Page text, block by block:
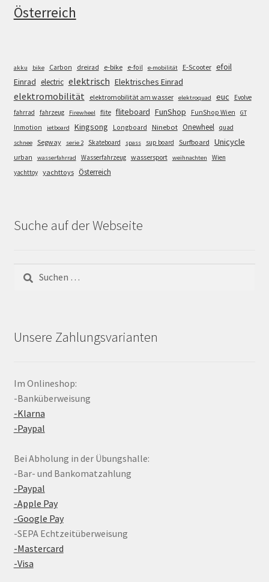
Österreich
akku bike Carbon dreirad e-bike e-foil e-mobilität E-Scooter efoil
Einrad electric elektrisch Elektrisches Einrad
elektromobilität elektromobilität am wasser elektroquad euc
Evolve
fahrrad
fahrzeug Firewheel flite fliteboard FunShop FunShop Wien GT
Inmotion jetboard Kingsong Longboard Ninebot Onewheel quad
schnee Segway serie 2 Skateboard spass sup board Surfboard Unicycle
urban wasserfahrrad Wasserfahrzeug wassersport weihnachten
Wien
yachttoy yachttoys Österreich
Suche auf der Webseite
Suchen
nach:
Unsere Zahlungsvarianten
Im Onlineshop:
-Banküberweisung
-Klarna
-Paypal
Bei Abholung in der Übungshalle:
-Bar- und Bankomatzahlung
-Paypal
-Apple Pay
-Google Pay
-SEPA Echtzeitüberweisung
-Mastercard
-Visa